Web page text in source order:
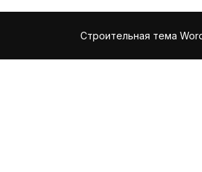
Строительная тема